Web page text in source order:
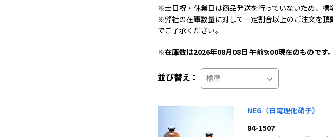
※土日祝・休業日は商品発送を行っていないため、標
※弊社の在庫数量に対して一定割合以上のご注文を
でご了承ください。
※在庫数は2026年08月08日 午前9:00現在のものです。
並び替え：
NEG（日電理化硝子）
84-1507